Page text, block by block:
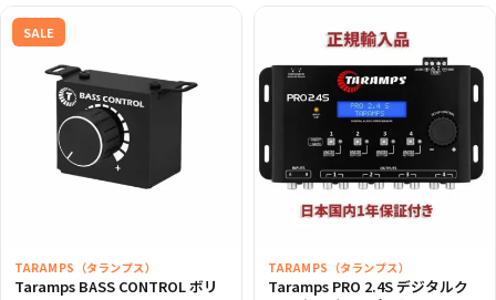
SALE
TARAMPS（タランプス）
Taramps BASS CONTROL ボリ
TARAMPS（タランプス）
Taramps PRO 2.4S デジタルク